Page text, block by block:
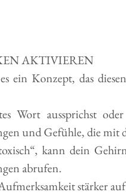
AKTIVIEREN
ein Konzept, das
Wort aussprichst
und Gefühle, die mit
kann dein
abrufen.
stärker